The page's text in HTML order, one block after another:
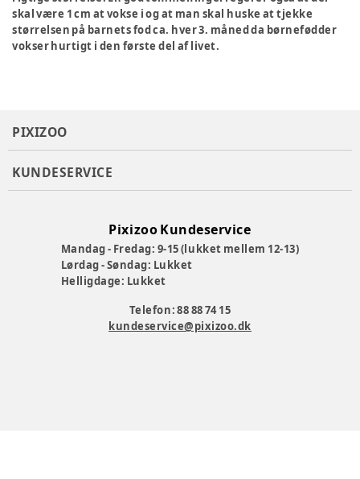
skal være 1 cm at vokse i og at man skal huske at tjekke
størrelsen på barnets fod ca. hver 3. måned da børnefødder
vokser hurtigt i den første del af livet.
PIXIZOO
KUNDESERVICE
Pixizoo Kundeservice
Mandag - Fredag: 9-15 (lukket mellem 12-13)
Lørdag - Søndag: Lukket
Helligdage: Lukket
Telefon: 88 88 74 15
kundeservice@pixizoo.dk